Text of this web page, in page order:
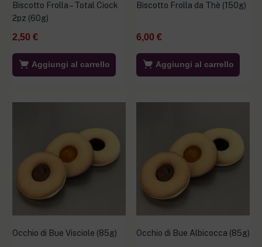
Biscotto Frolla – Total Ciock
2pz (60g)
2,50 €
Aggiungi al carrello
Biscotto Frolla da Thè (150g)
6,00 €
Aggiungi al carrello
Occhio di Bue Visciole (85g) Occhio di Bue Albicocca (85g)